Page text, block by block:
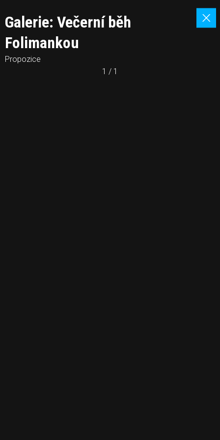
Galerie: Večerní běh
Folimankou
Propozice
1 / 1